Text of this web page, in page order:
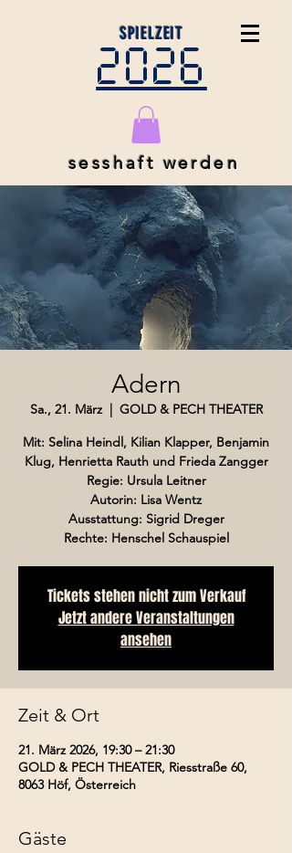
SPIELZEIT
2026
sesshaft werden
Adern
Sa., 21. März
  |
GOLD & PECH THEATER
Mit: Selina Heindl, Kilian Klapper, Benjamin
Klug, Henrietta Rauth und Frieda Zangger
Regie: Ursula Leitner
Autorin: Lisa Wentz
Ausstattung: Sigrid Dreger
Rechte: Henschel Schauspiel
Tickets stehen nicht zum Verkauf
Jetzt andere Veranstaltungen
ansehen
Zeit & Ort
21. März 2026, 19:30 – 21:30
GOLD & PECH THEATER, Riesstraße 60,
8063 Höf, Österreich
Gäste